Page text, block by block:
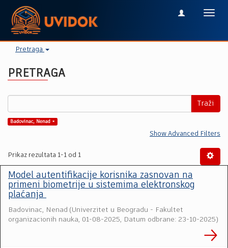
Pretraga
PRETRAGA
Traži
Badovinac, Nenad ×
Show Advanced Filters
Prikaz rezultata 1-1 od 1
Model autentifikacije korisnika zasnovan na
primeni biometrije u sistemima elektronskog
plaćanja
Badovinac, Nenad (Univerzitet u Beogradu - Fakultet
organizacionih nauka, 01-08-2025, Datum odbrane: 23-10-2025)